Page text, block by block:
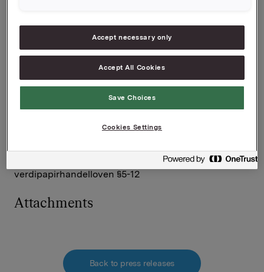
Direktør Investor Relations
Tlf.: +47 977 13 250
Investor Relations
Denne opplysningen er informasjonspliktig etter
verdipapirhandelloven §5-12
Attachments
Back to press releases
Accept necessary only
Accept All Cookies
Save Choices
Cookies Settings